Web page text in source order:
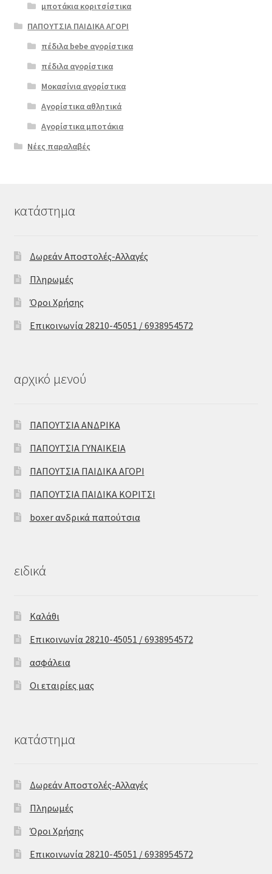
μποτάκια κοριτσίστικα
ΠΑΠΟΥΤΣΙΑ ΠΑΙΔΙΚΑ ΑΓΟΡΙ
πέδιλα bebe αγορίστικα
πέδιλα αγορίστικα
Μοκασίνια αγορίστικα
Αγορίστικα αθλητικά
Αγορίστικα μποτάκια
Νέες παραλαβές
κατάστημα
Δωρεάν Αποστολές-Αλλαγές
Πληρωμές
Όροι Χρήσης
Επικοινωνία 28210-45051 / 6938954572
αρχικό μενού
ΠΑΠΟΥΤΣΙΑ ΑΝΔΡΙΚΑ
ΠΑΠΟΥΤΣΙΑ ΓΥΝΑΙΚΕΙΑ
ΠΑΠΟΥΤΣΙΑ ΠΑΙΔΙΚΑ ΑΓΟΡΙ
ΠΑΠΟΥΤΣΙΑ ΠΑΙΔΙΚΑ ΚΟΡΙΤΣΙ
boxer ανδρικά παπούτσια
ειδικά
Καλάθι
Επικοινωνία 28210-45051 / 6938954572
ασφάλεια
Οι εταιρίες μας
κατάστημα
Δωρεάν Αποστολές-Αλλαγές
Πληρωμές
Όροι Χρήσης
Επικοινωνία 28210-45051 / 6938954572